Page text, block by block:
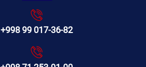
+998 99 017-36-82